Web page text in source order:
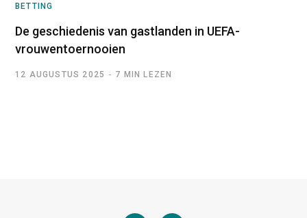
BETTING
De geschiedenis van gastlanden in UEFA-
vrouwentoernooien
12 AUGUSTUS 2025 7 MIN LEZEN